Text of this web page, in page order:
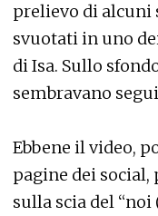
prelievo di alcuni
svuotati in uno
di Isa. Sullo
sembravano
Ebbene il video,
pagine dei
sulla scia del